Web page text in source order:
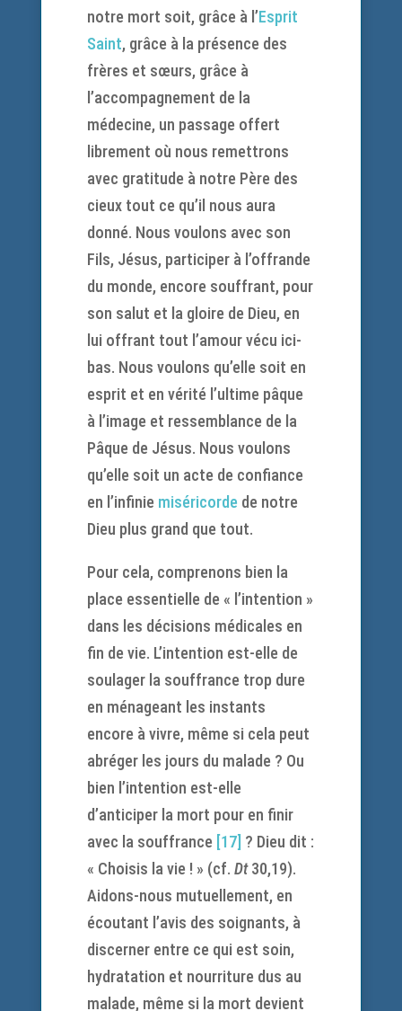
notre mort soit, grâce à l’Esprit
Saint, grâce à la présence des
frères et sœurs, grâce à
l’accompagnement de la
médecine, un passage offert
librement où nous remettrons
avec gratitude à notre Père des
cieux tout ce qu’il nous aura
donné. Nous voulons avec son
Fils, Jésus, participer à l’offrande
du monde, encore souffrant, pour
son salut et la gloire de Dieu, en
lui offrant tout l’amour vécu ici-
bas. Nous voulons qu’elle soit en
esprit et en vérité l’ultime pâque
à l’image et ressemblance de la
Pâque de Jésus. Nous voulons
qu’elle soit un acte de confiance
en l’infinie miséricorde de notre
Dieu plus grand que tout.
Pour cela, comprenons bien la
place essentielle de « l’intention »
dans les décisions médicales en
fin de vie. L’intention est-elle de
soulager la souffrance trop dure
en ménageant les instants
encore à vivre, même si cela peut
abréger les jours du malade ? Ou
bien l’intention est-elle
d’anticiper la mort pour en finir
avec la souffrance [17] ? Dieu dit :
« Choisis la vie ! » (cf.Dt30,19).
Aidons-nous mutuellement, en
écoutant l’avis des soignants, à
discerner entre ce qui est soin,
hydratation et nourriture dus au
malade, même si la mort devient